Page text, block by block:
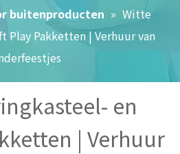
buitenproducten » Witte
Play Pakketten | Verhuur van
en
| Verhuur